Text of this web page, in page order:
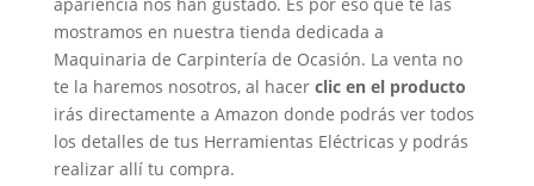
apariencia nos han gustado. Es por eso que te las
mostramos en nuestra tienda dedicada a
Maquinaria de Carpintería de Ocasión. La venta no
te la haremos nosotros, al hacer clic en el producto
irás directamente a Amazon donde podrás ver todos
los detalles de tus Herramientas Eléctricas y podrás
realizar allí tu compra.